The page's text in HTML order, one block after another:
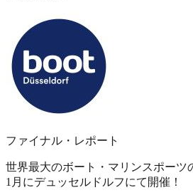
ファイナル・レポート
世界最大のボート・マリンスポーツ
1月にデュッセルドルフにて開催！